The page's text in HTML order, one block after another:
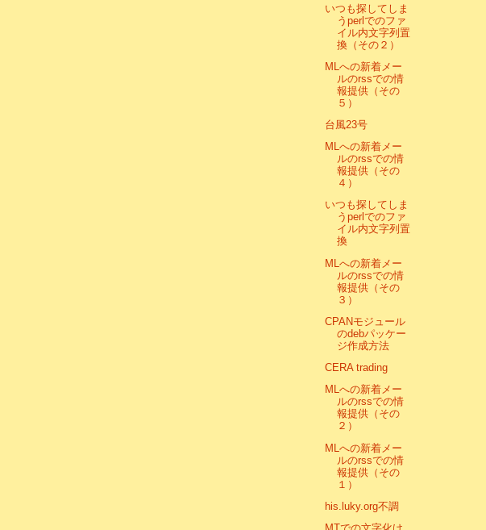
いつも探してしま
うperlでのファ
イル内文字列置
換（その２）
MLへの新着メー
ルのrssでの情
報提供（その
５）
台風23号
MLへの新着メー
ルのrssでの情
報提供（その
４）
いつも探してしま
うperlでのファ
イル内文字列置
換
MLへの新着メー
ルのrssでの情
報提供（その
３）
CPANモジュール
のdebパッケー
ジ作成方法
CERA trading
MLへの新着メー
ルのrssでの情
報提供（その
２）
MLへの新着メー
ルのrssでの情
報提供（その
１）
his.luky.org不調